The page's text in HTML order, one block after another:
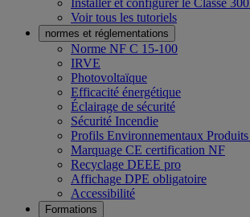
Installer et configurer le Classe
Voir tous les tutoriels
normes et réglementations
Norme NF C 15-100
IRVE
Photovoltaïque
Efficacité énergétique
Éclairage de sécurité
Sécurité Incendie
Profils Environnementaux
Marquage CE certification NF
Recyclage DEEE pro
Affichage DPE obligatoire
Accessibilité
Formations